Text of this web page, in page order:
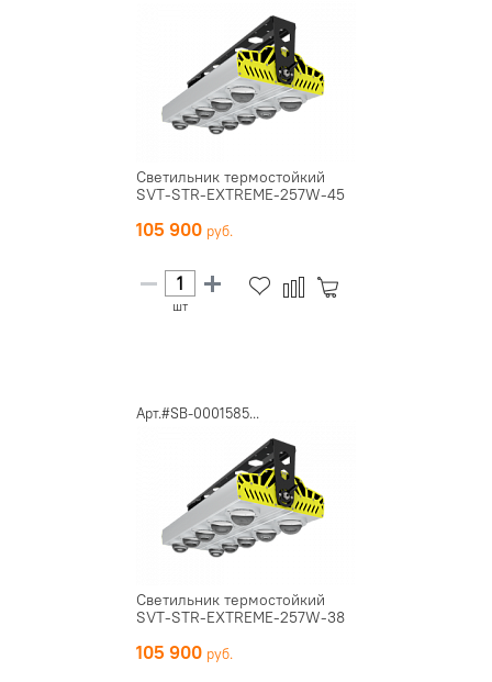
Светильник термостойкий
SVT-STR-EXTREME-257W-45
105 900
шт
Арт.#SB-0001585...
Светильник термостойкий
SVT-STR-EXTREME-257W-38
105 900